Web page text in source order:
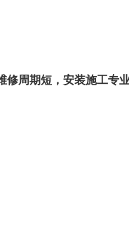
周期短，安装施工专